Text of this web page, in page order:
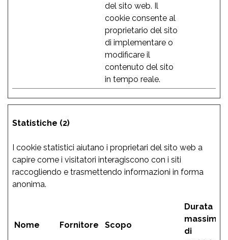
del sito web. Il
cookie consente al
proprietario del sito
di implementare o
modificare il
contenuto del sito
in tempo reale.
Statistiche (2)
I cookie statistici aiutano i proprietari del sito web a
capire come i visitatori interagiscono con i siti
raccogliendo e trasmettendo informazioni in forma
anonima.
Nome Fornitore Scopo
Durata
massima
di